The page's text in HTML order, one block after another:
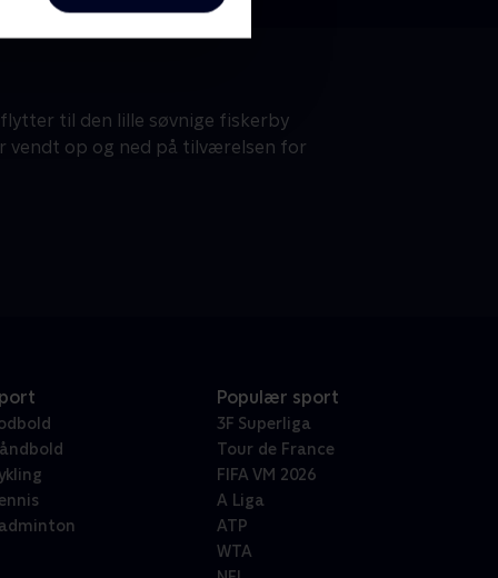
til den lille søvnige fiskerby
vendt op og ned på tilværelsen for
Populær sport
3F Superliga
Tour de France
FIFA VM 2026
A Liga
ATP
WTA